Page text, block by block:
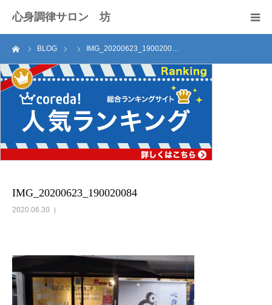
心身調律サロン 坊
BLOG IMG_20200623_1900200…
IMG_20200623_190020084
2020.06.30
セラピスト紹介
施術料
お問い合わせ